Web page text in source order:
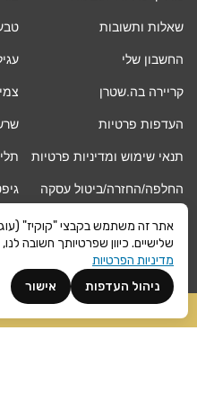
שאלות ותשובות
החשבון שלי
קריירה בה.שטרן
העדפות פרטיות
תנאי שימוש ומדיניות פרטיות
החלפה/החזרה/ביטול עסקה
אחריות
קרא עוד
©ה.שטרןכל הזכויות שמורות 2021 |
אתר זה משתמש בקבצי "קוקיז"
שלישיים. כיוון שפרטיותך חשובה
מדיניות הפרטיות
אישור
ניהול העדפות